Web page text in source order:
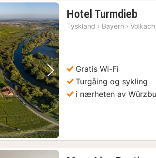
Neste bilde
Hotel Turmdieb
natt
Tyskland › Bayern › Volkach
Gratis Wi-Fi
Turgåing og sykling
i nærheten av